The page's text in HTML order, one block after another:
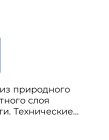
природного
слоя
Технические